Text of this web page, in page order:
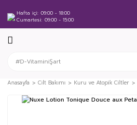
Hafta içi 09:00 - 18:00
Cumartesi 09:00 - 15:00
Anasayfa Cilt Bakımı Kuru ve Atopik Ciltler